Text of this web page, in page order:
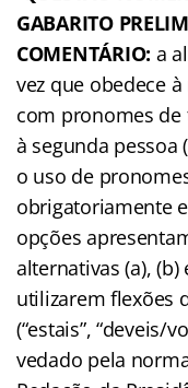
GABARITO
COMENTÁRIO: a
vez que obedece
com pronomes
à segunda pessoa
o uso de
obrigatoriamente
opções
alternativas (a),
utilizarem flexões
(“estais”, “deveis/
vedado pela